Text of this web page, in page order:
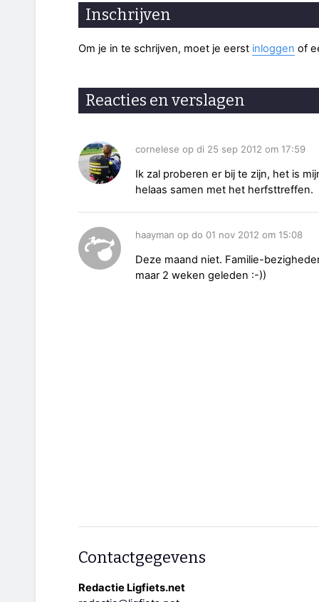
Inschrijven
Om je in te schrijven, moet je eerst inloggen of
Reacties en verslagen
cornelese op di 25 sep 2012 om 17:59
Ik zal proberen er bij te zijn, het is
helaas samen met het herfsttreffen.
haayman op do 01 nov 2012 om 15:08
Deze maand niet. Familie-
maar 2 weken geleden :-))
Contactgegevens
Redactie Ligfiets.net